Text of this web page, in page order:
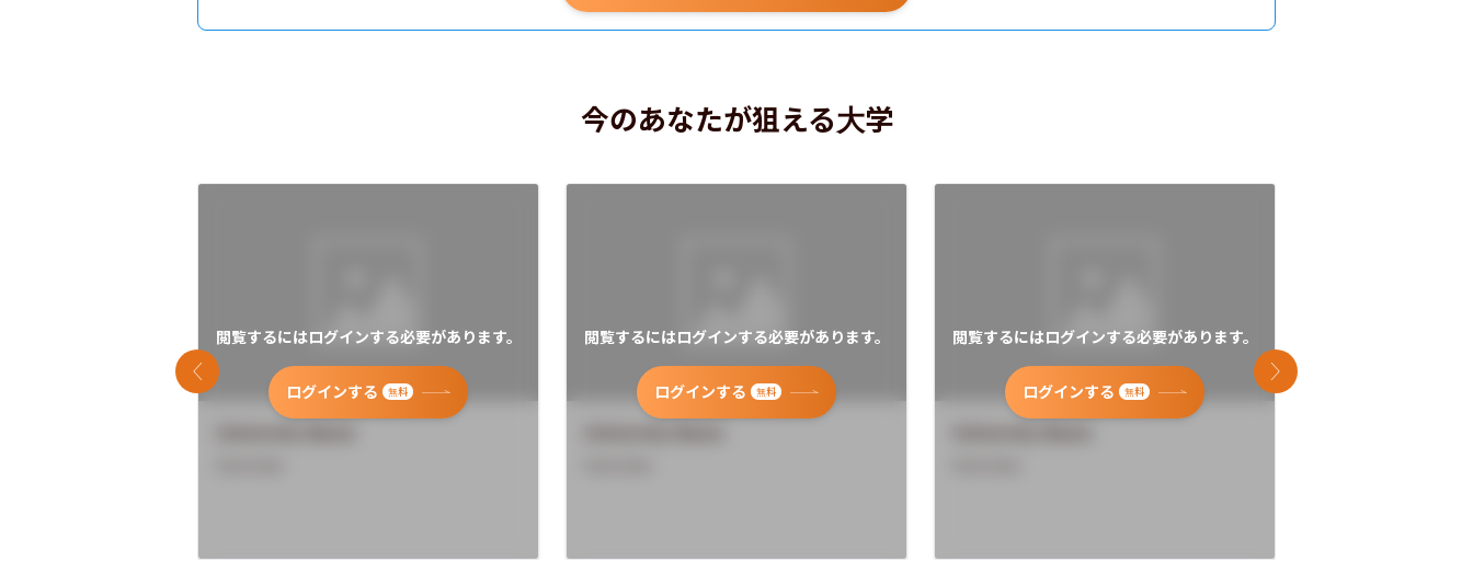
今のあなたが狙える大学
閲覧するにはログインする必要があります。
ログインする 無料
閲覧するにはログインする必要があります。
ログインする 無料
閲覧するにはログインする必要があります。
ログインする 無料
前のスライド 次のスライド